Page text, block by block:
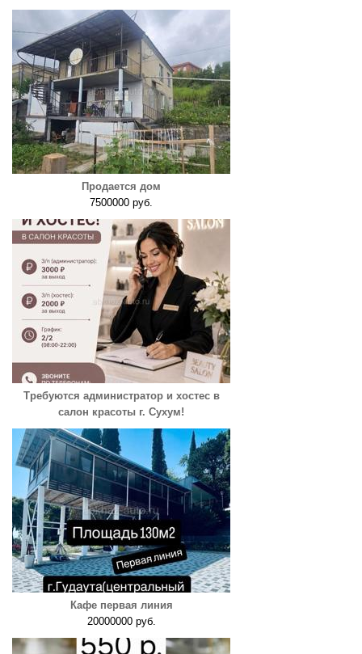
Продается дом
7500000 руб.
Требуются администратор и хостес в
салон красоты г. Сухум!
Кафе первая линия
20000000 руб.